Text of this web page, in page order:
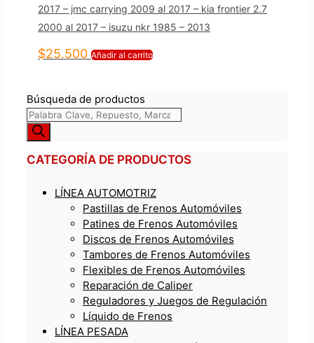
2017 – jmc carrying 2009 al 2017 – kia frontier 2.7
2000 al 2017 – isuzu nkr 1985 – 2013
$25.500 Añadir al carrito
Búsqueda de productos
CATEGORÍA DE PRODUCTOS
LÍNEA AUTOMOTRIZ
Pastillas de Frenos Automóviles
Patines de Frenos Automóviles
Discos de Frenos Automóviles
Tambores de Frenos Automóviles
Flexibles de Frenos Automóviles
Reparación de Caliper
Reguladores y Juegos de Regulación
Líquido de Frenos
LÍNEA PESADA